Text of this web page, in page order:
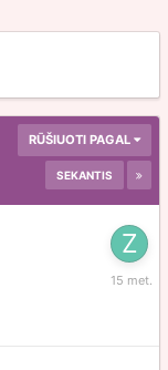
RŪŠIUOTI PAGAL
SEKANTIS